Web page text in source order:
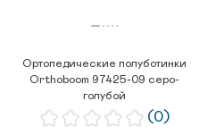
Ортопедические полуботинки
Orthoboom 97425-09 серо-
голубой
(0)